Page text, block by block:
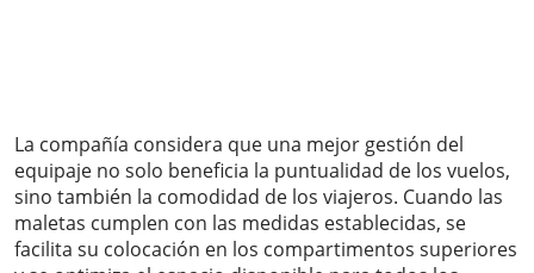
La compañía considera que una mejor gestión del
equipaje no solo beneficia la puntualidad de los vuelos,
sino también la comodidad de los viajeros. Cuando las
maletas cumplen con las medidas establecidas, se
facilita su colocación en los compartimentos superiores